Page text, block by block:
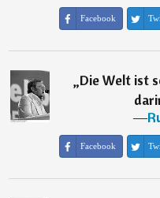
Facebook
„Die Welt ist
―
Facebook